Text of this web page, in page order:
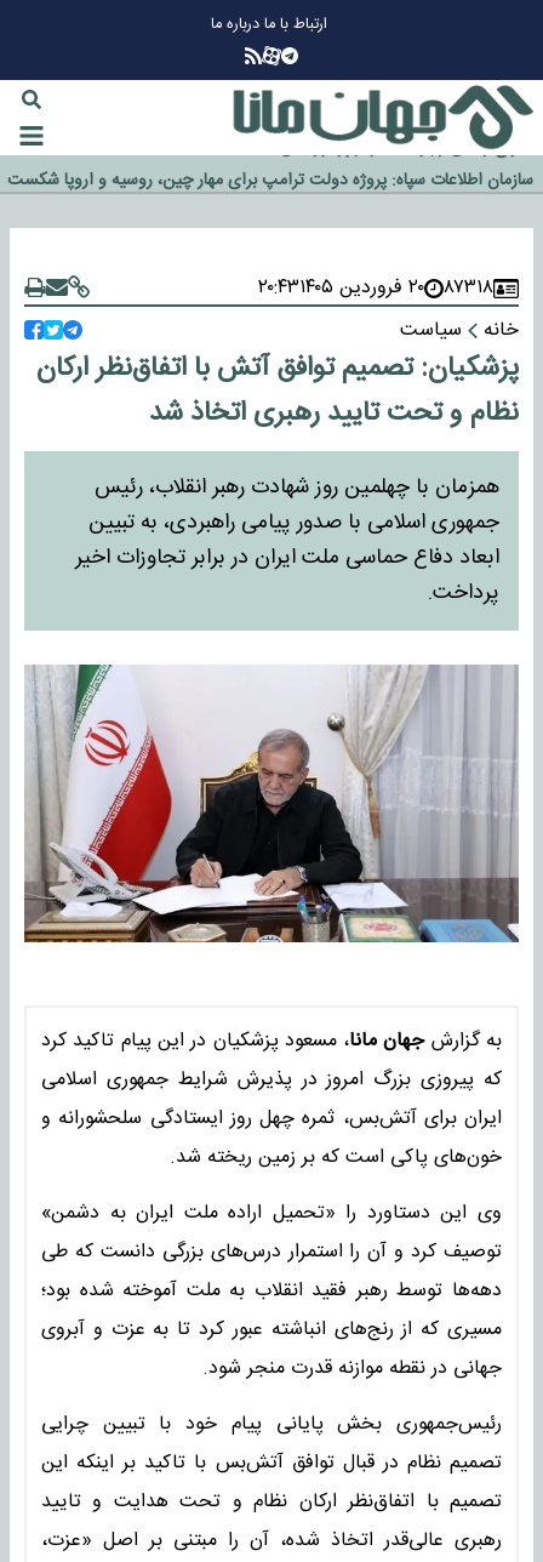
ارتباط با مادرباره ما
چرا طلا دوباره افزایشی شد؟
اخراج رسمی چهره نامدار از پرسپولیس
سازمان اطلاعات سپاه: پروژه دولت ترامپ برای مهار چین، روسیه و اروپا شکست
خورد
۸۷۳۱۸ ۲۰ فروردین ۱۴۰۵
۲۰:۴۳
خانه
سیاست
پزشکیان: تصمیم توافق آتش‌ با اتفاق‌نظر ارکان
نظام و تحت تایید رهبری اتخاذ شد
همزمان با چهلمین روز شهادت رهبر انقلاب، رئیس
جمهوری اسلامی با صدور پیامی راهبردی، به تبیین
ابعاد دفاع حماسی ملت ایران در برابر تجاوزات اخیر
پرداخت.
به گزارشجهان مانا، مسعود پزشکیان در این پیام تاکید کرد
که پیروزی بزرگ امروز در پذیرش شرایط جمهوری اسلامی
ایران برای آتش‌بس، ثمره چهل روز ایستادگی سلحشورانه و
خون‌های پاکی است که بر زمین ریخته شد.
وی این دستاورد را «تحمیل اراده ملت ایران به دشمن»
توصیف کرد و آن را استمرار درس‌های بزرگی دانست که طی
دهه‌ها توسط رهبر فقید انقلاب به ملت آموخته شده بود؛
مسیری که از رنج‌های انباشته عبور کرد تا به عزت و آبروی
جهانی در نقطه موازنه قدرت منجر شود.
رئیس‌جمهوری بخش پایانی پیام خود با تبیین چرایی
تصمیم نظام در قبال توافق آتش‌بس با تاکید بر اینکه این
تصمیم با اتفاق‌نظر ارکان نظام و تحت هدایت و تایید
رهبری عالی‌قدر اتخاذ شده، آن را مبتنی بر اصل «عزت،